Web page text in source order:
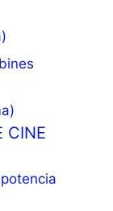
CINE